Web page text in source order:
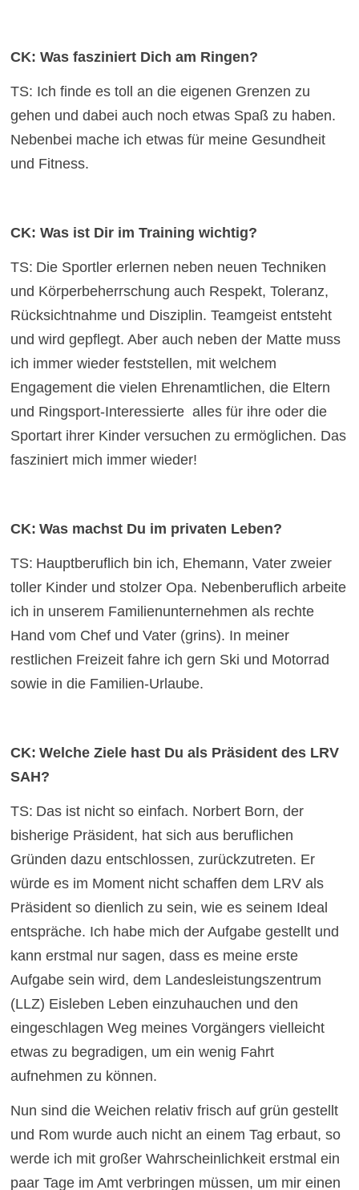
CK: Was fasziniert Dich am Ringen?
TS: Ich finde es toll an die eigenen Grenzen zu
gehen und dabei auch noch etwas Spaß zu haben.
Nebenbei mache ich etwas für meine Gesundheit
und Fitness.
CK: Was ist Dir im Training wichtig?
TS: Die Sportler erlernen neben neuen Techniken
und Körperbeherrschung auch Respekt, Toleranz,
Rücksichtnahme und Disziplin. Teamgeist entsteht
und wird gepflegt. Aber auch neben der Matte muss
ich immer wieder feststellen, mit welchem
Engagement die vielen Ehrenamtlichen, die Eltern
und Ringsport-Interessierte alles für ihre oder die
Sportart ihrer Kinder versuchen zu ermöglichen. Das
fasziniert mich immer wieder!
CK: Was machst Du im privaten Leben?
TS: Hauptberuflich bin ich, Ehemann, Vater zweier
toller Kinder und stolzer Opa. Nebenberuflich arbeite
ich in unserem Familienunternehmen als rechte
Hand vom Chef und Vater (grins). In meiner
restlichen Freizeit fahre ich gern Ski und Motorrad
sowie in die Familien-Urlaube.
CK: Welche Ziele hast Du als Präsident des LRV
SAH?
TS: Das ist nicht so einfach. Norbert Born, der
bisherige Präsident, hat sich aus beruflichen
Gründen dazu entschlossen, zurückzutreten. Er
würde es im Moment nicht schaffen dem LRV als
Präsident so dienlich zu sein, wie es seinem Ideal
entspräche. Ich habe mich der Aufgabe gestellt und
kann erstmal nur sagen, dass es meine erste
Aufgabe sein wird, dem Landesleistungszentrum
(LLZ) Eisleben Leben einzuhauchen und den
eingeschlagen Weg meines Vorgängers vielleicht
etwas zu begradigen, um ein wenig Fahrt
aufnehmen zu können.
Nun sind die Weichen relativ frisch auf grün gestellt
und Rom wurde auch nicht an einem Tag erbaut, so
werde ich mit großer Wahrscheinlichkeit erstmal ein
paar Tage im Amt verbringen müssen, um mir einen